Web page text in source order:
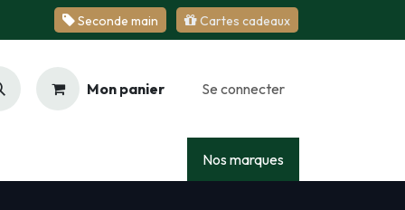
Se​​​​conde ​​​​m​​a​​in Cartes cadeaux
Mon panier Se connecter
Nos marques